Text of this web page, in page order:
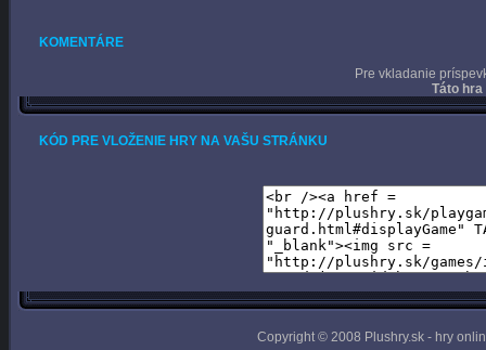
KOMENTÁRE
Pre vkladanie
Táto
KÓD PRE VLOŽENIE HRY NA VAŠU STRÁNKU
Copyright © 2008 Plushry.sk - hry